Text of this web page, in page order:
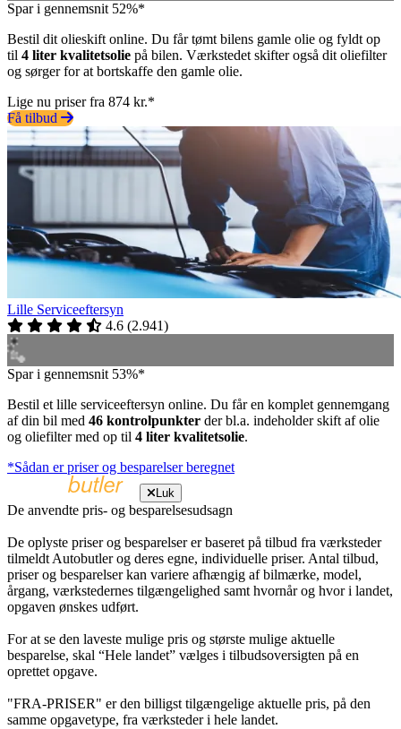
Spar i gennemsnit 52%*
Bestil dit olieskift online. Du får tømt bilens gamle olie og fyldt op
til 4 liter kvalitetsolie på bilen. Værkstedet skifter også dit oliefilter
og sørger for at bortskaffe den gamle olie.
Lige nu priser fra 874 kr.*
Få tilbud
Lille Serviceeftersyn
4.6 (2.941)
Spar i gennemsnit 53%*
Bestil et lille serviceeftersyn online. Du får en komplet gennemgang
af din bil med 46 kontrolpunkter der bl.a. indeholder skift af olie
og oliefilter med op til 4 liter kvalitetsolie.
*Sådan er priser og besparelser beregnet
Luk
De anvendte pris- og besparelsesudsagn
De oplyste priser og besparelser er baseret på tilbud fra værksteder
tilmeldt Autobutler og deres egne, individuelle priser. Antal tilbud,
priser og besparelser kan variere afhængig af bilmærke, model,
årgang, værkstedernes tilgængelighed samt hvornår og hvor i landet,
opgaven ønskes udført.
For at se den laveste mulige pris og største mulige aktuelle
besparelse, skal “Hele landet” vælges i tilbudsoversigten på en
oprettet opgave.
"FRA-PRISER" er den billigst tilgængelige aktuelle pris, på den
samme opgavetype, fra værksteder i hele landet.